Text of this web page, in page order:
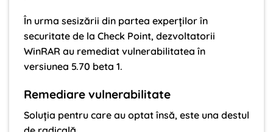
În urma sesizării din partea experților în
securitate de la Check Point, dezvoltatorii
WinRAR au remediat vulnerabilitatea în
versiunea 5.70 beta 1.
Remediare vulnerabilitate
Soluția pentru care au optat însă, este una destul